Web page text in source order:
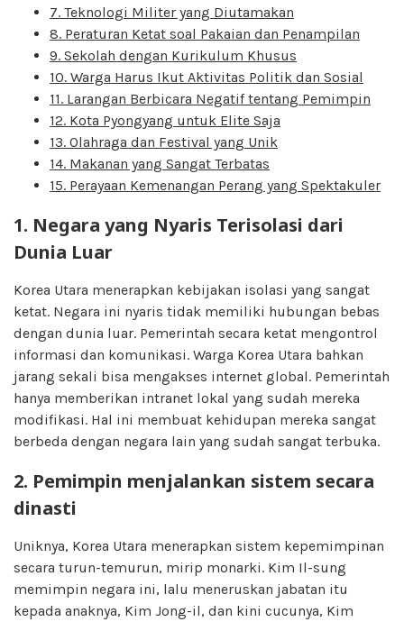
7. Teknologi Militer yang Diutamakan
8. Peraturan Ketat soal Pakaian dan Penampilan
9. Sekolah dengan Kurikulum Khusus
10. Warga Harus Ikut Aktivitas Politik dan Sosial
11. Larangan Berbicara Negatif tentang Pemimpin
12. Kota Pyongyang untuk Elite Saja
13. Olahraga dan Festival yang Unik
14. Makanan yang Sangat Terbatas
15. Perayaan Kemenangan Perang yang Spektakuler
1. Negara yang Nyaris Terisolasi dari
Dunia Luar
Korea Utara menerapkan kebijakan isolasi yang sangat
ketat. Negara ini nyaris tidak memiliki hubungan bebas
dengan dunia luar. Pemerintah secara ketat mengontrol
informasi dan komunikasi. Warga Korea Utara bahkan
jarang sekali bisa mengakses internet global. Pemerintah
hanya memberikan intranet lokal yang sudah mereka
modifikasi. Hal ini membuat kehidupan mereka sangat
berbeda dengan negara lain yang sudah sangat terbuka.
2. Pemimpin menjalankan sistem secara
dinasti
Uniknya, Korea Utara menerapkan sistem kepemimpinan
secara turun-temurun, mirip monarki. Kim Il-sung
memimpin negara ini, lalu meneruskan jabatan itu
kepada anaknya, Kim Jong-il, dan kini cucunya, Kim